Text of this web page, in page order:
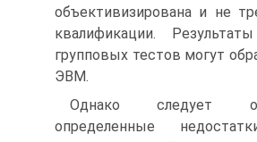
объективизирована и не
квалификации.
групповых тестов могут
ЭВМ.
Однако следует
определенные